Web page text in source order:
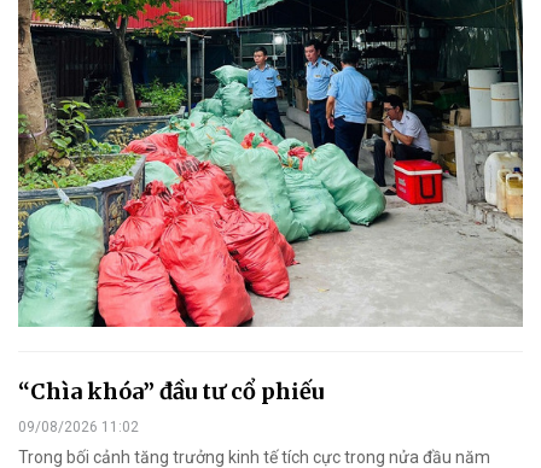
“Chìa khóa” đầu tư cổ phiếu
09/08/2026 11:02
Trong bối cảnh tăng trưởng kinh tế tích cực trong nửa đầu năm